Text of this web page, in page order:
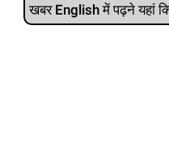
खबर English में पढ़ने यहां